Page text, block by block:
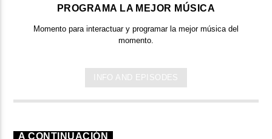
PROGRAMA LA MEJOR MÚSICA
Momento para interactuar y programar la mejor música del
momento.
INFO AND EPISODES
A CONTINUACIÓN